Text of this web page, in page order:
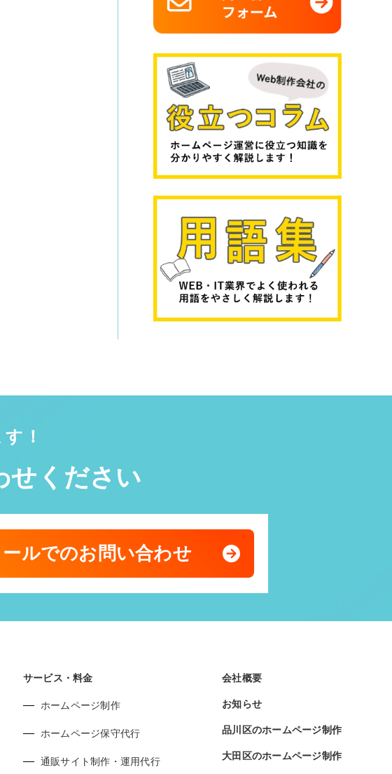
！
せください
ールでのお問い合わせ
サービス・料金
ホームページ制作
ホームページ保守代行
通販サイト制作・運用代行
会社概要
お知らせ
品川区のホームページ制作
大田区のホームページ制作